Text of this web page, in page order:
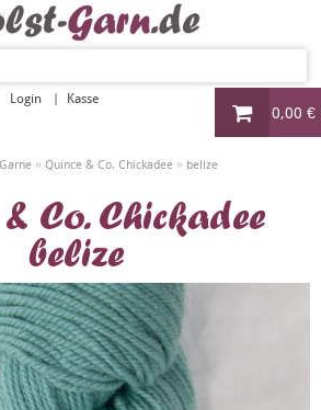
0,00 €
Login Kasse
Garne » Quince & Co. Chickadee » belize
Co. Chickadee
belize